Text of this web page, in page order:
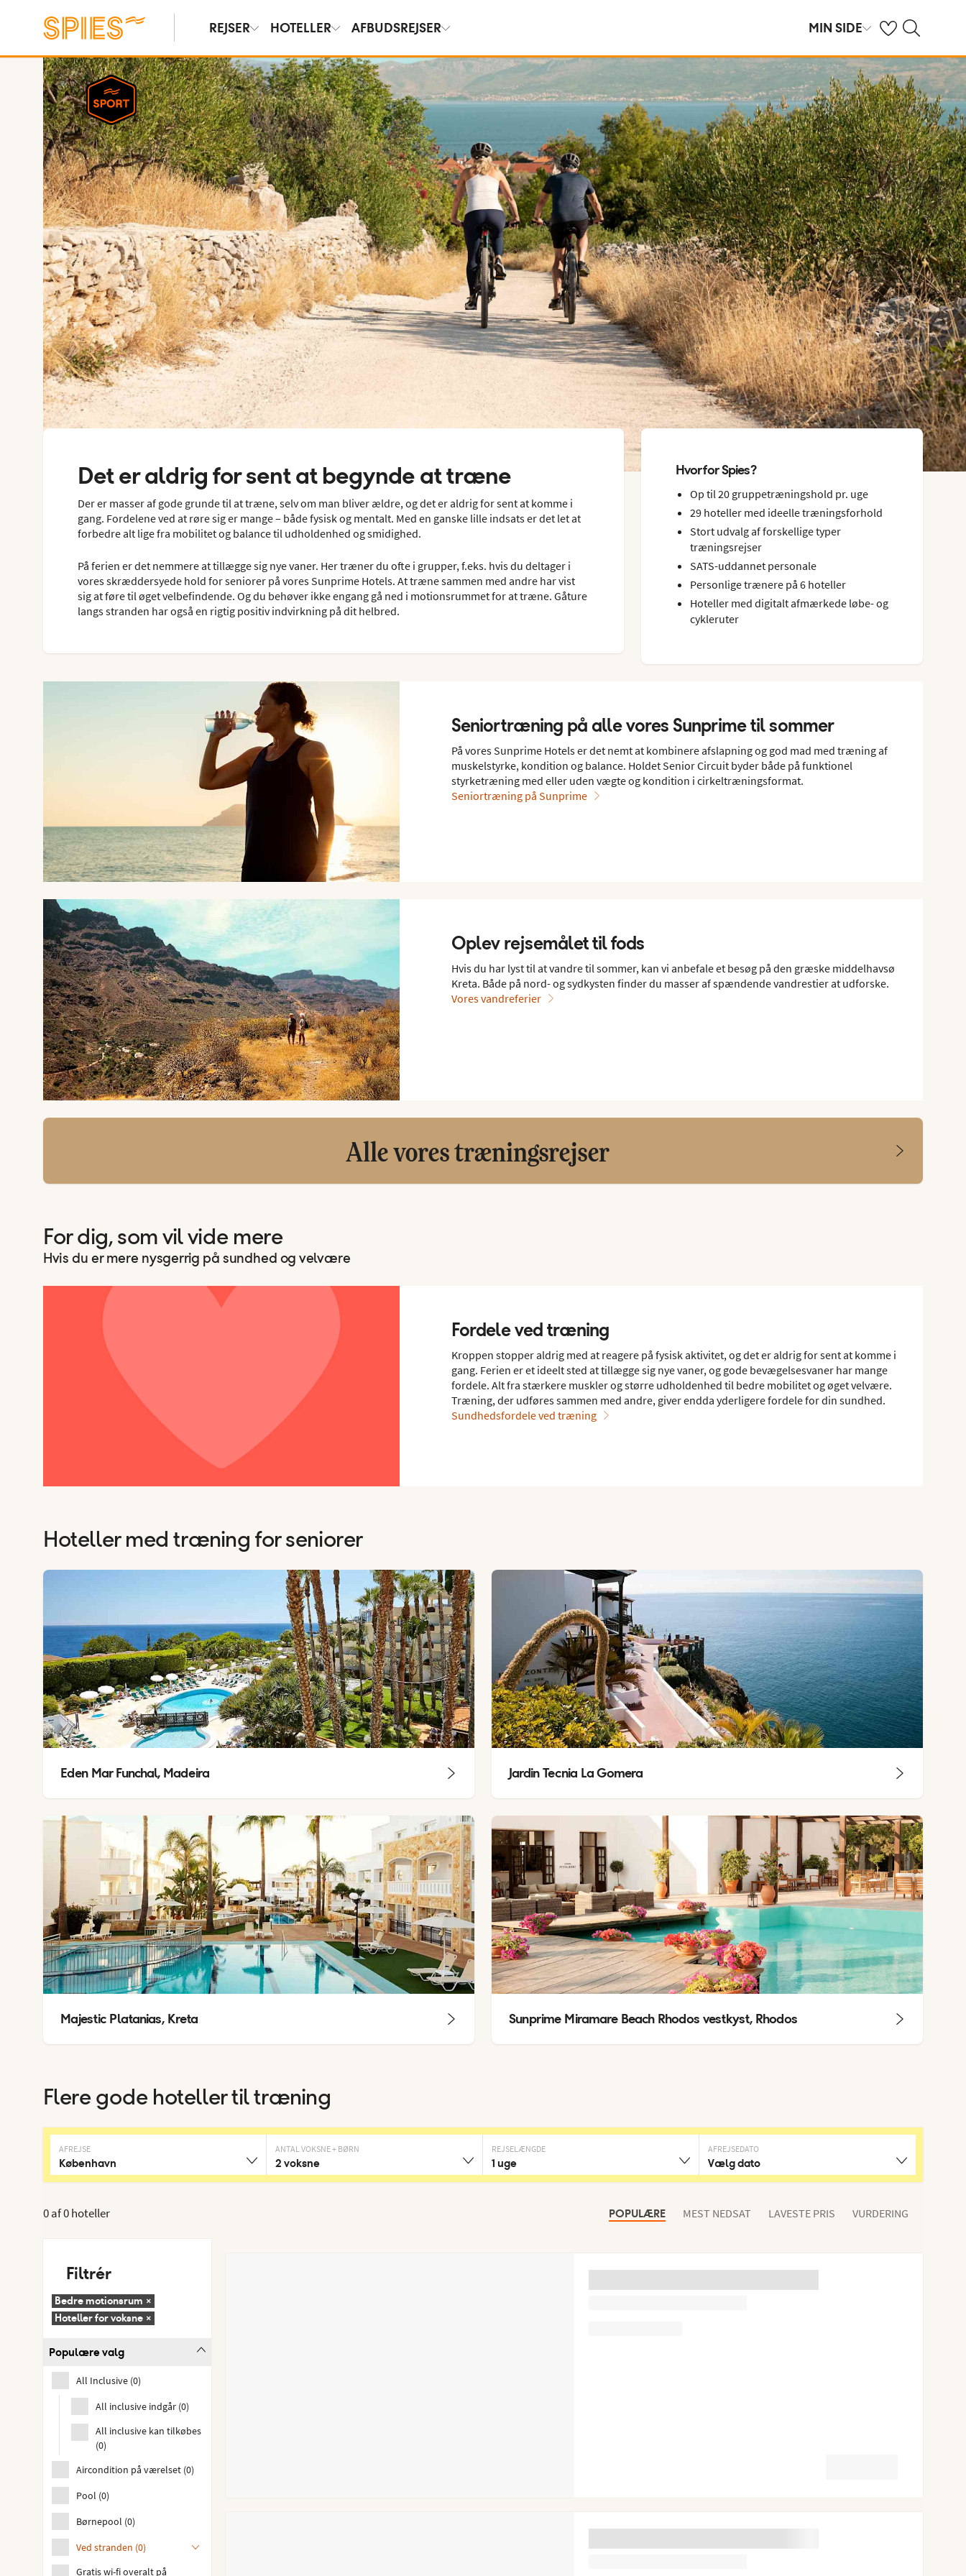
REJSER HOTELLER AFBUDSREJSER MIN SIDE Se dine gemte
Søg på spies.dk
Det er aldrig for sent at begynde at træne
Der er masser af gode grunde til at træne, selv om man bliver ældre, og det er aldrig for sent at komme i
gang. Fordelene ved at røre sig er mange – både fysisk og mentalt. Med en ganske lille indsats er det let at
forbedre alt lige fra mobilitet og balance til udholdenhed og smidighed.
På ferien er det nemmere at tillægge sig nye vaner. Her træner du ofte i grupper, f.eks. hvis du deltager i
vores skræddersyede hold for seniorer på vores Sunprime Hotels. At træne sammen med andre har vist
sig at føre til øget velbefindende. Og du behøver ikke engang gå ned i motionsrummet for at træne. Gåture
langs stranden har også en rigtig positiv indvirkning på dit helbred.
Hvorfor Spies?
Op til 20 gruppetræningshold pr. uge
29 hoteller med ideelle træningsforhold
Stort udvalg af forskellige typer
træningsrejser
SATS-uddannet personale
Personlige trænere på 6 hoteller
Hoteller med digitalt afmærkede løbe- og
cykleruter
Seniortræning på alle vores Sunprime til sommer
På vores Sunprime Hotels er det nemt at kombinere afslapning og god mad med træning af
muskelstyrke, kondition og balance. Holdet Senior Circuit byder både på funktionel
styrketræning med eller uden vægte og kondition i cirkeltræningsformat.
Seniortræning på Sunprime
Oplev rejsemålet til fods
Hvis du har lyst til at vandre til sommer, kan vi anbefale et besøg på den græske middelhavsø
Kreta. Både på nord- og sydkysten finder du masser af spændende vandrestier at udforske.
Vores vandreferier
Alle vores træningsrejser
For dig, som vil vide mere
Hvis du er mere nysgerrig på sundhed og velvære
Fordele ved træning
Kroppen stopper aldrig med at reagere på fysisk aktivitet, og det er aldrig for sent at komme i
gang. Ferien er et ideelt sted at tillægge sig nye vaner, og gode bevægelsesvaner har mange
fordele. Alt fra stærkere muskler og større udholdenhed til bedre mobilitet og øget velvære.
Træning, der udføres sammen med andre, giver endda yderligere fordele for din sundhed.
Sundhedsfordele ved træning
Hoteller med træning for seniorer
Eden Mar Funchal, Madeira Jardin Tecnia La Gomera
Majestic Platanias, Kreta Sunprime Miramare Beach Rhodos vestkyst, Rhodos
Flere gode hoteller til træning
AFREJSE
København
ANTAL VOKSNE + BØRN
2 voksne
REJSELÆNGDE
1 uge
AFREJSEDATO
Vælg dato
POPULÆRE MEST NEDSAT LAVESTE PRIS VURDERING
0 af0 hoteller
Filtrér
Bedre motionsrum ×
Hoteller for voksne ×
Populære valg
All Inclusive (0)
All inclusive indgår (0)
All inclusive kan tilkøbes
(0)
Aircondition på værelset (0)
Pool (0)
Børnepool (0)
Ved stranden (0)
Gratis wi-fi overalt på